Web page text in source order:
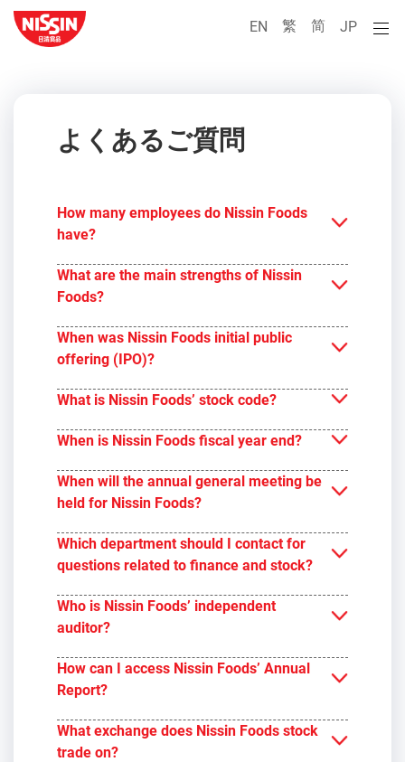
EN JP
简
繁
よくあるご質問
How many employees do Nissin Foods
have?
What are the main strengths of Nissin
Foods?
When was Nissin Foods initial public
offering (IPO)?
What is Nissin Foods’ stock code?
When is Nissin Foods fiscal year end?
When will the annual general meeting be
held for Nissin Foods?
Which department should I contact for
questions related to finance and stock?
Who is Nissin Foods’ independent
auditor?
How can I access Nissin Foods’ Annual
Report?
What exchange does Nissin Foods stock
trade on?